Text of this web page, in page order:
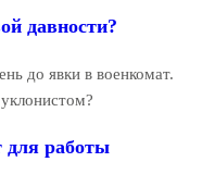
давности?
до явки в военкомат.
для работы